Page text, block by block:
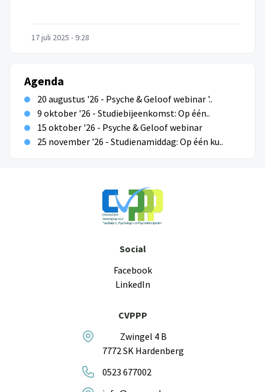
17 juli 2025 - 9:28
Agenda
20 augustus '26 - Psyche & Geloof webinar '..
9 oktober '26 - Studiebijeenkomst: Op één..
15 oktober '26 - Psyche & Geloof webinar
25 november '26 - Studienamiddag: Op één ku..
Social
Facebook
LinkedIn
CVPPP
Zwingel 4 B
7772 SK Hardenberg
0523 677002